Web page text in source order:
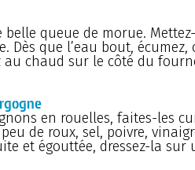
belle queue de morue.
Dès que l’eau bout, écumez,
au chaud sur le côté du
en rouelles, faites-les
de roux, sel, poivre,
et égouttée, dressez-la sur